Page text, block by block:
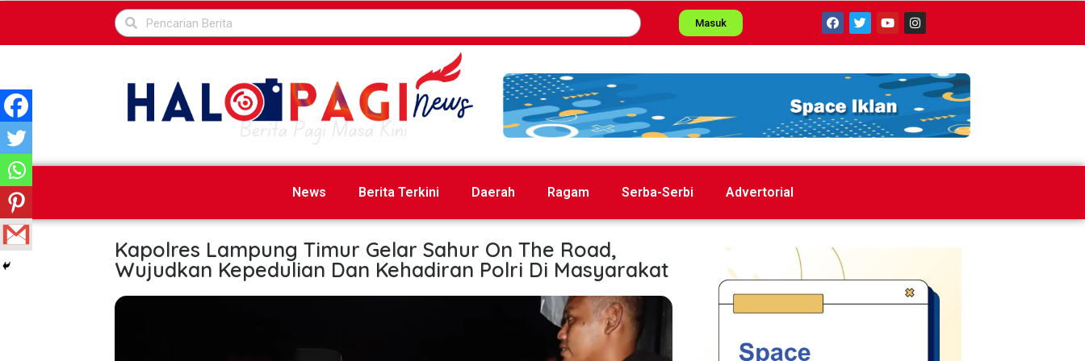
Masuk
News Berita Terkini Daerah Ragam Serba-Serbi Advertorial
Kapolres Lampung Timur Gelar Sahur On The Road,
Wujudkan Kepedulian Dan Kehadiran Polri Di Masyarakat